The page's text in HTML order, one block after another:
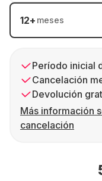
12+ meses
Período inicial
Cancelación
Devolución
Más información
cancelación